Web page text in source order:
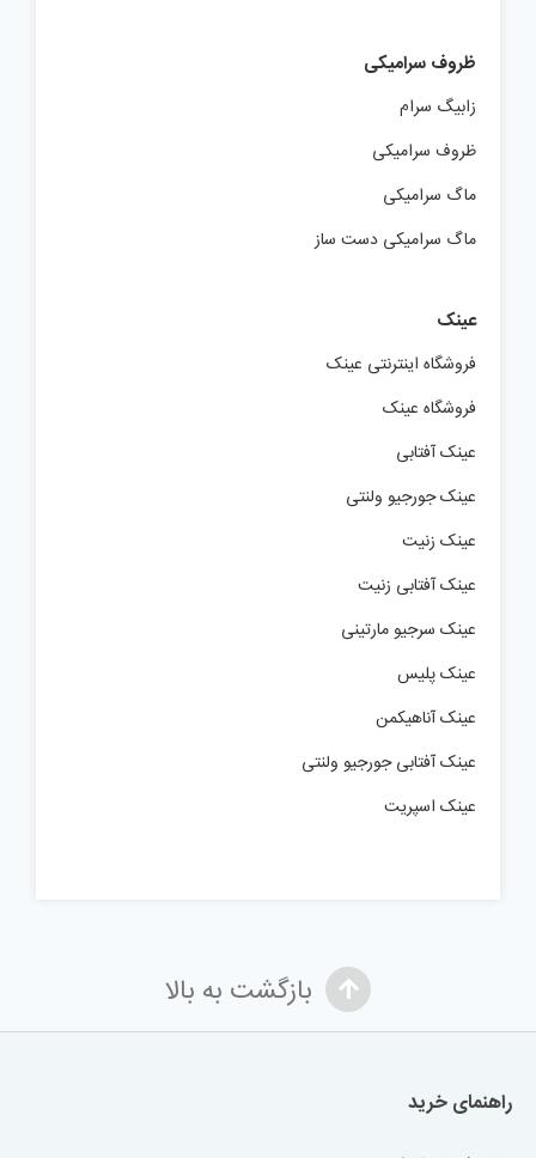
ظروف سرامیکی
زابیگ سرام
ظروف سرامیکی
ماگ سرامیکی
ماگ سرامیکی دست ساز
عینک
فروشگاه اینترنتی عینک
فروشگاه عینک
عینک آفتابی
عینک جورجیو ولنتی
عینک زنیت
عینک آفتابی زنیت
عینک سرجیو مارتینی
عینک پلیس
عینک آناهیکمن
عینک آفتابی جورجیو ولنتی
عینک اسپریت
بازگشت به بالا
راهنمای خرید